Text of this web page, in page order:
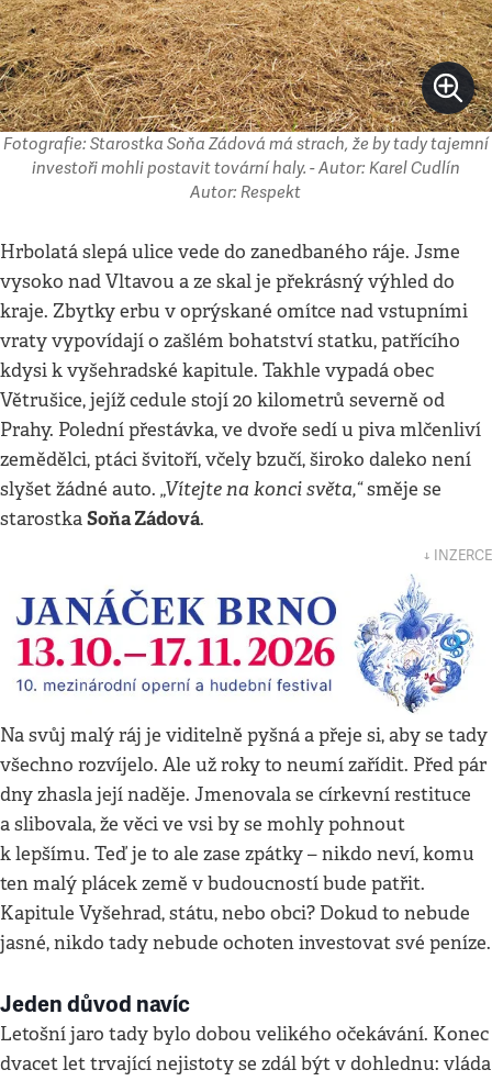
Fotografie: Starostka Soňa Zádová má strach, že by tady tajemní
investoři mohli postavit tovární haly. - Autor: Karel Cudlín
Autor: Respekt
Hrbolatá slepá ulice vede do zanedbaného ráje. Jsme
vysoko nad Vltavou a ze skal je překrásný výhled do
kraje. Zbytky erbu v oprýskané omítce nad vstupními
vraty vypovídají o zašlém bohatství statku, patřícího
kdysi k vyšehradské kapitule. Takhle vypadá obec
Větrušice, jejíž cedule stojí 20 kilometrů severně od
Prahy. Polední přestávka, ve dvoře sedí u piva mlčenliví
zemědělci, ptáci švitoří, včely bzučí, široko daleko není
slyšet žádné auto. „Vítejte na konci světa,“směje se
starostkaSoňa Zádová.
↓ INZERCE
Na svůj malý ráj je viditelně pyšná a přeje si, aby se tady
všechno rozvíjelo. Ale už roky to neumí zařídit. Před pár
dny zhasla její naděje. Jmenovala se církevní restituce
a slibovala, že věci ve vsi by se mohly pohnout
k lepšímu. Teď je to ale zase zpátky – nikdo neví, komu
ten malý plácek země v budoucností bude patřit.
Kapitule Vyšehrad, státu, nebo obci? Dokud to nebude
jasné, nikdo tady nebude ochoten investovat své peníze.
Jeden důvod navíc
Letošní jaro tady bylo dobou velikého očekávání. Konec
dvacet let trvající nejistoty se zdál být v dohlednu: vláda